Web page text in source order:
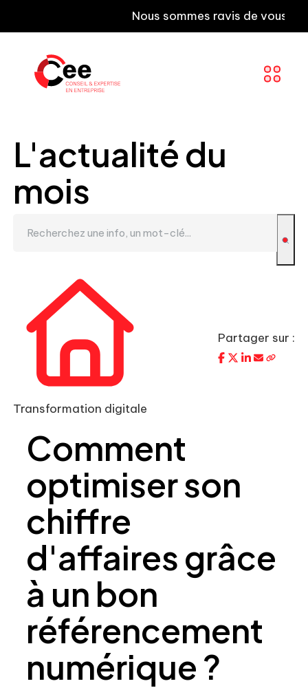
Nous sommes ravis de vous
L'actualité du
mois
Transformation digitale
Partager sur :
Comment
optimiser son
chiffre
d'affaires grâce
à un bon
référencement
numérique ?